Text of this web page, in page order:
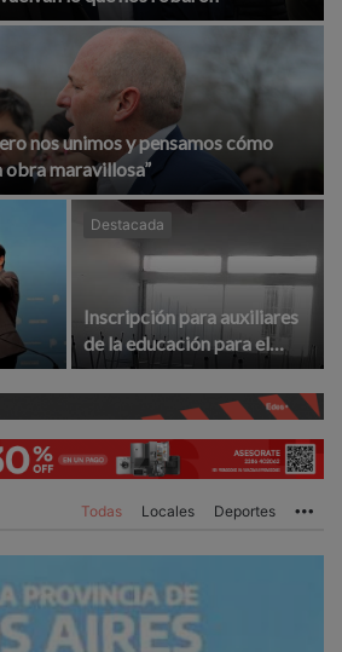
nos unimos y pensamos cómo
maravillosa”
La
Destacada
Inscripción para auxiliares
de la educación para el
ciclo lectivo 2027
Todas Locales Deportes